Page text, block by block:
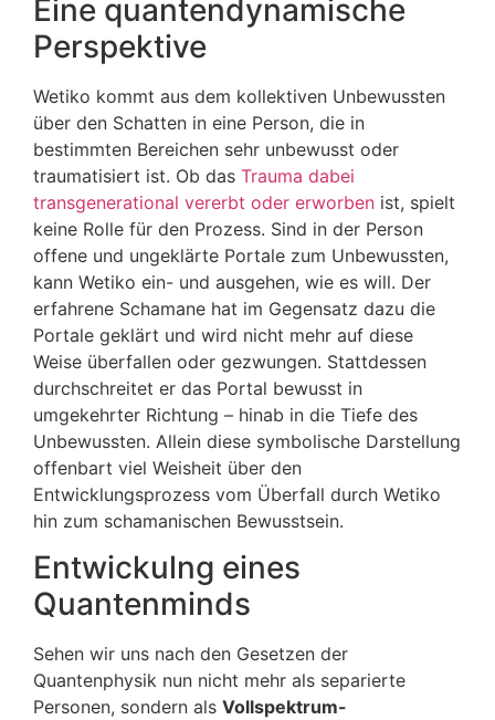
Eine quantendynamische
Perspektive
Wetiko kommt aus dem kollektiven Unbewussten
über den Schatten in eine Person, die in
bestimmten Bereichen sehr unbewusst oder
traumatisiert ist. Ob das Trauma dabei
transgenerational vererbt oder erworben ist, spielt
keine Rolle für den Prozess. Sind in der Person
offene und ungeklärte Portale zum Unbewussten,
kann Wetiko ein- und ausgehen, wie es will. Der
erfahrene Schamane hat im Gegensatz dazu die
Portale geklärt und wird nicht mehr auf diese
Weise überfallen oder gezwungen. Stattdessen
durchschreitet er das Portal bewusst in
umgekehrter Richtung – hinab in die Tiefe des
Unbewussten. Allein diese symbolische Darstellung
offenbart viel Weisheit über den
Entwicklungsprozess vom Überfall durch Wetiko
hin zum schamanischen Bewusstsein.
Entwickulng eines
Quantenminds
Sehen wir uns nach den Gesetzen der
Quantenphysik nun nicht mehr als separierte
Personen, sondern als Vollspektrum-